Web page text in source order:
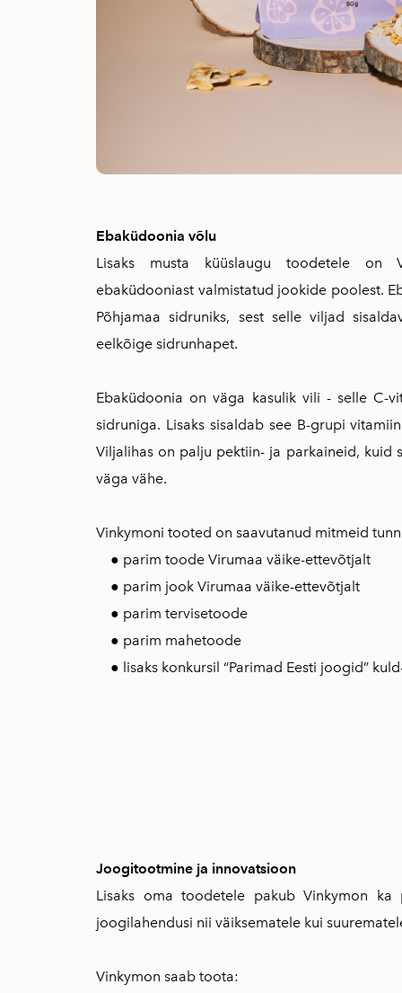
Ebaküdoonia võlu
Lisaks musta küüslaugu toodetele on
ebaküdooniast valmistatud jookide poolest.
Põhjamaa sidruniks, sest selle viljad
eelkõige sidrunhapet.
Ebaküdoonia on väga kasulik vili - selle C-
sidruniga. Lisaks sisaldab see B-grupi
Viljalihas on palju pektiin- ja parkaineid, kuid
väga vähe.
Vinkymoni tooted on saavutanud mitmeid
● parim toode Virumaa väike-ettevõtjalt
● parim jook Virumaa väike-ettevõtjalt
● parim tervisetoode
● parim mahetoode
● lisaks konkursil “Parimad Eesti joogid”
Joogitootmine ja innovatsioon
Lisaks oma toodetele pakub Vinkymon
joogilahendusi nii väiksematele kui
Vinkymon saab toota: